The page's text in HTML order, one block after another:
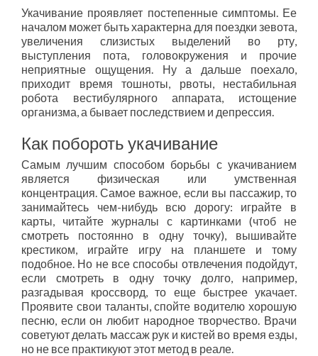
Укачивание проявляет постепенные симптомы. Ее
началом может быть характерна для поездки зевота,
увеличения слизистых выделений во рту,
выступления пота, головокружения и прочие
неприятные ощущения. Ну а дальше поехало,
приходит время тошноты, рвоты, нестабильная
робота вестибулярного аппарата, истощение
организма, а бывает последствием и депрессия.
Как побороть укачивание
Самым лучшим способом борьбы с укачиванием
является физическая или умственная
концентрация. Самое важное, если вы пассажир, то
занимайтесь чем-нибудь всю дорогу: играйте в
карты, читайте журналы с картинками (чтоб не
смотреть постоянно в одну точку), вышивайте
крестиком, играйте игру на планшете и тому
подобное. Но не все способы отвлечения подойдут,
если смотреть в одну точку долго, например,
разгадывая кроссворд, то еще быстрее укачает.
Проявите свои таланты, спойте водителю хорошую
песню, если он любит народное творчество. Врачи
советуют делать массаж рук и кистей во время езды,
но не все практикуют этот метод в реале.